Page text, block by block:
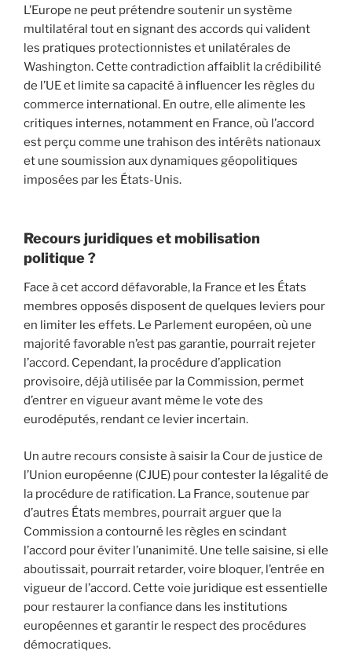
L’Europe ne peut prétendre soutenir un système
multilatéral tout en signant des accords qui valident
les pratiques protectionnistes et unilatérales de
Washington. Cette contradiction affaiblit la crédibilité
de l’UE et limite sa capacité à influencer les règles du
commerce international. En outre, elle alimente les
critiques internes, notamment en France, où l’accord
est perçu comme une trahison des intérêts nationaux
et une soumission aux dynamiques géopolitiques
imposées par les États-Unis.
Recours juridiques et mobilisation
politique ?
Face à cet accord défavorable, la France et les États
membres opposés disposent de quelques leviers pour
en limiter les effets. Le Parlement européen, où une
majorité favorable n’est pas garantie, pourrait rejeter
l’accord. Cependant, la procédure d’application
provisoire, déjà utilisée par la Commission, permet
d’entrer en vigueur avant même le vote des
eurodéputés, rendant ce levier incertain.
Un autre recours consiste à saisir la Cour de justice de
l’Union européenne (CJUE) pour contester la légalité de
la procédure de ratification. La France, soutenue par
d’autres États membres, pourrait arguer que la
Commission a contourné les règles en scindant
l’accord pour éviter l’unanimité. Une telle saisine, si elle
aboutissait, pourrait retarder, voire bloquer, l’entrée en
vigueur de l’accord. Cette voie juridique est essentielle
pour restaurer la confiance dans les institutions
européennes et garantir le respect des procédures
démocratiques.